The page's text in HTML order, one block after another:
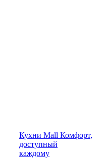
Кухни Mall Комфорт,
доступный
каждому